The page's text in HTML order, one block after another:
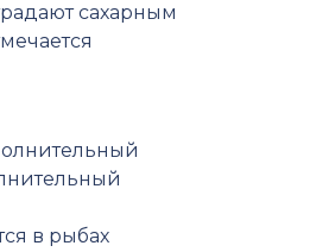
сахарным
в рыбах